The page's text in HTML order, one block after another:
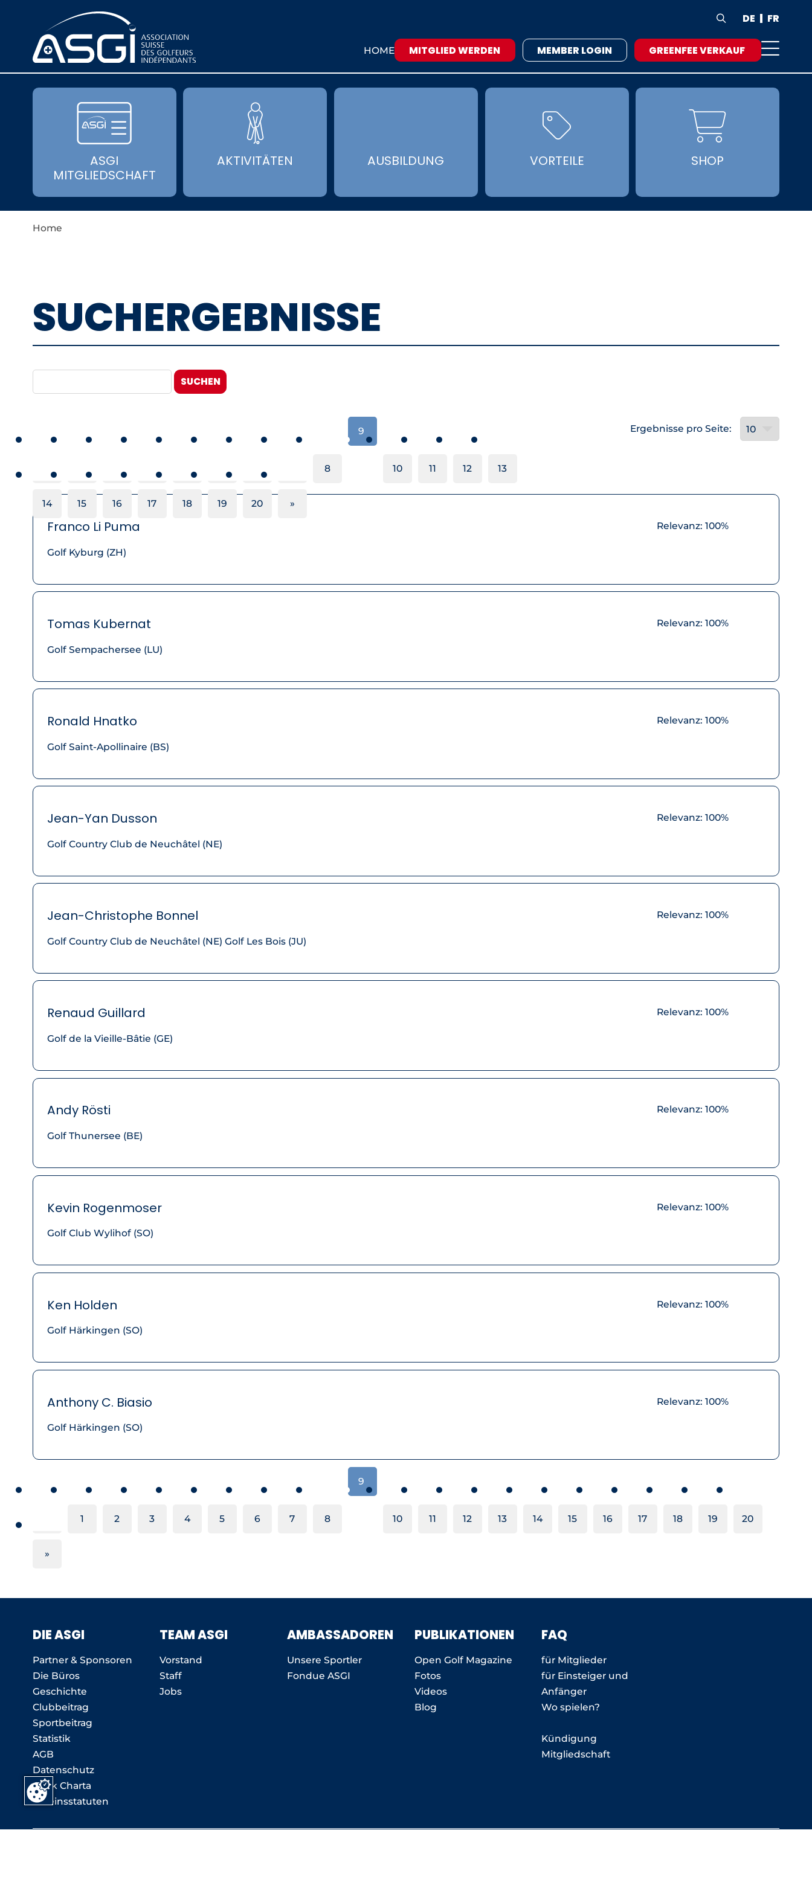
 DE FR
HOME MITGLIED WERDEN MEMBER LOGIN GREENFEE VERKAUF
ASGI
MITGLIEDSCHAFT
AKTIVITÄTEN AUSBILDUNG

VORTEILE

SHOP
Home
SUCHERGEBNISSE
SUCHEN
8
9
10 11 12 13
14 15 16 17 18 19 20 »
Ergebnisse pro Seite:
Franco Li Puma Relevanz:100%
Golf Kyburg (ZH)
Tomas Kubernat Relevanz:100%
Golf Sempachersee (LU)
Ronald Hnatko Relevanz:100%
Golf Saint-Apollinaire (BS)
Jean-Yan Dusson Relevanz:100%
Golf Country Club de Neuchâtel (NE)
Jean-Christophe Bonnel Relevanz:100%
Golf Country Club de Neuchâtel (NE) Golf Les Bois (JU)
Renaud Guillard Relevanz:100%
Golf de la Vieille-Bâtie (GE)
Andy Rösti Relevanz:100%
Golf Thunersee (BE)
Kevin Rogenmoser Relevanz:100%
Golf Club Wylihof (SO)
Ken Holden Relevanz:100%
Golf Härkingen (SO)
Anthony C. Biasio Relevanz:100%
Golf Härkingen (SO)
1 2 3 4 5 6 7 8
9
10 11 12 13 14 15 16 17 18 19 20
»
DIE ASGI
Partner & Sponsoren
Die Büros
Geschichte
Clubbeitrag
Sportbeitrag
Statistik
AGB
Datenschutz
Ethik Charta
Vereinsstatuten
TEAM ASGI
Vorstand
Staff
Jobs
AMBASSADOREN
Unsere Sportler
Fondue ASGI
PUBLIKATIONEN
Open Golf Magazine
Fotos
Videos
Blog
FAQ
für Mitglieder
für Einsteiger und
Anfänger
Wo spielen?
Kündigung
Mitgliedschaft